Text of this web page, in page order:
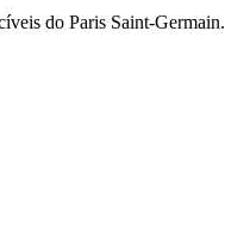
do Paris Saint-Germain.